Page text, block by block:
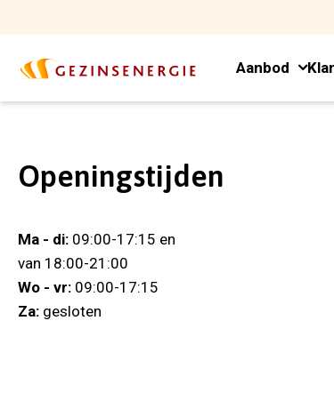
Aanbod
Openingstijden
Ma - di: 09:00-17:15 en
van 18:00-21:00
Wo - vr: 09:00-17:15
Za: gesloten